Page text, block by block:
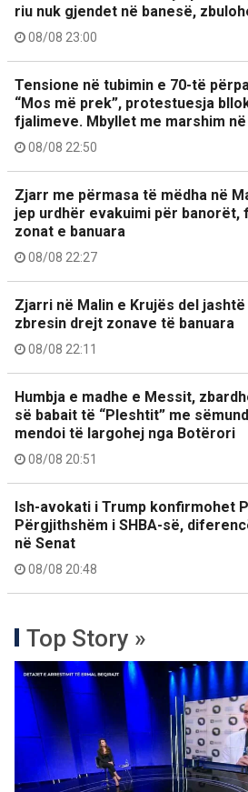
riu nuk gjendet në banesë,
08/08 23:00
Tensione në tubimin e 70-të
“Mos më prek”, protestuesja
fjalimeve. Mbyllet me marshim
08/08 22:50
Zjarr me përmasa të mëdha në
jep urdhër evakuimi për
zonat e banuara
08/08 22:27
Zjarri në Malin e Krujës del
zbresin drejt zonave të banuara
08/08 22:11
Humbja e madhe e Messit,
së babait të “Pleshtit” me
mendoi të largohej nga Botërori
08/08 20:51
Ish-avokati i Trump konfirmohet
Përgjithshëm i SHBA-së,
në Senat
08/08 20:48
Top Story »